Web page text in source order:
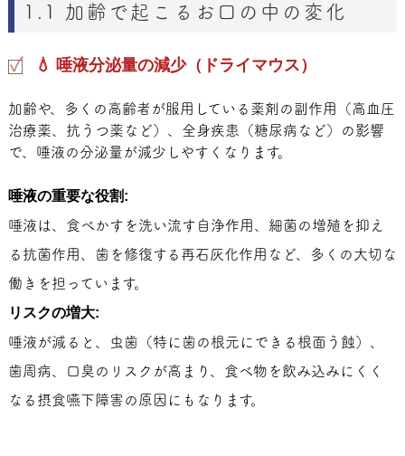
1.1 加齢で起こるお口の中の変化
💧 唾液分泌量の減少（ドライマウス）
加齢や、多くの高齢者が服用している薬剤の副作用（高血圧
治療薬、抗うつ薬など）、全身疾患（糖尿病など）の影響
で、唾液の分泌量が減少しやすくなります。
唾液の重要な役割:
唾液は、食べかすを洗い流す自浄作用、細菌の増殖を抑え
る抗菌作用、歯を修復する再石灰化作用など、多くの大切な
働きを担っています。
リスクの増大:
唾液が減ると、虫歯（特に歯の根元にできる根面う蝕）、
歯周病、口臭のリスクが高まり、食べ物を飲み込みにくく
なる摂食嚥下障害の原因にもなります。